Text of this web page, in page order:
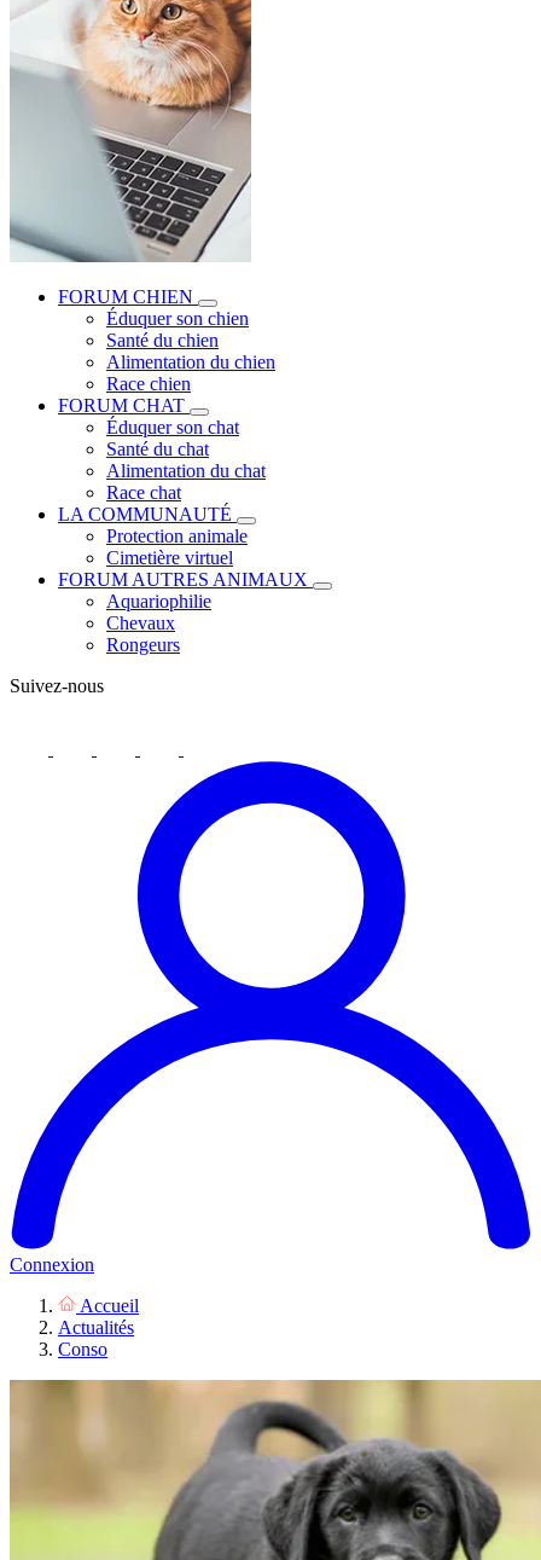
FORUM CHIEN
Éduquer son chien
Santé du chien
Alimentation du chien
Race chien
FORUM CHAT
Éduquer son chat
Santé du chat
Alimentation du chat
Race chat
LA COMMUNAUTÉ
Protection animale
Cimetière virtuel
FORUM AUTRES ANIMAUX
Aquariophilie
Chevaux
Rongeurs
Suivez-nous
Connexion
Accueil
Actualités
Conso